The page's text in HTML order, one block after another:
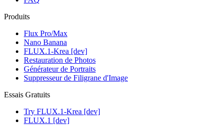
Produits
Flux Pro/Max
Nano Banana
FLUX.1-Krea [dev]
Restauration de Photos
Générateur de Portraits
Suppresseur de Filigrane d'Image
Essais Gratuits
Try FLUX.1-Krea [dev]
FLUX.1 [dev]